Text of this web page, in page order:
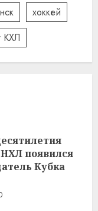
хоккей
КХЛ
появился
Кубка